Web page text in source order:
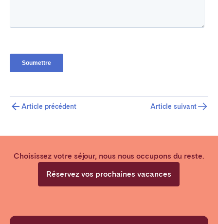
Article précédent Article suivant
Choisissez votre séjour, nous nous occupons du reste.
Réservez vos prochaines vacances